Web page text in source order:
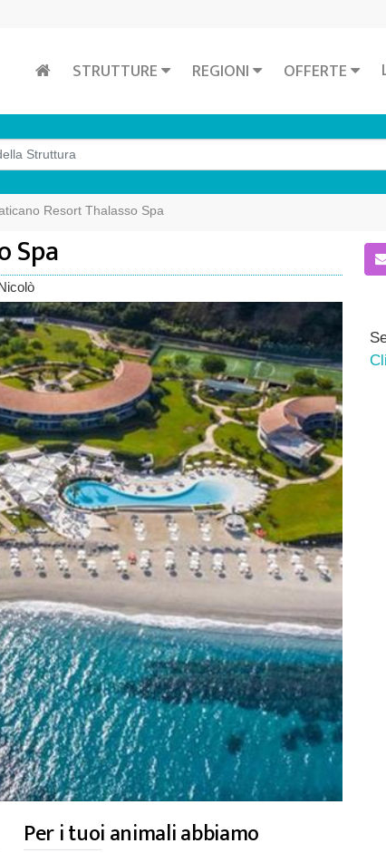
STRUTTURE REGIONI OFFERTE
Resort Thalasso Spa
Spa
Per i tuoi animali abbiamo